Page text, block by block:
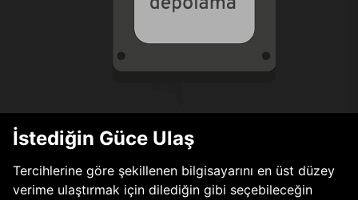
İstediğin Güce Ulaş
Tercihlerine göre şekillenen bilgisayarını en üst düzey
verime ulaştırmak için dilediğin gibi seçebileceğin